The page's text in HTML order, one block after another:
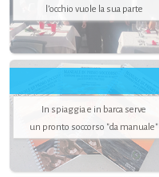
l’occhio vuole la sua parte
In spiaggia e in barca serve
un pronto soccorso "da manuale"